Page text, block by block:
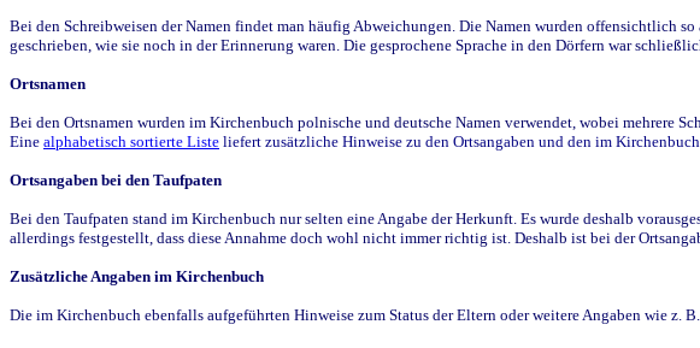
Bei den Schreibweisen der Namen findet man häufig Abweichungen. Die Namen wurden offensichtlich
geschrieben, wie sie noch in der Erinnerung waren. Die gesprochene Sprache in den Dörfern war
Ortsnamen
Bei den Ortsnamen wurden im Kirchenbuch polnische und deutsche Namen verwendet, wobei mehrere
Eine alphabetisch sortierte Liste liefert zusätzliche Hinweise zu den Ortsangaben und den im
Ortsangaben bei den Taufpaten
Bei den Taufpaten stand im Kirchenbuch nur selten eine Angabe der Herkunft. Es wurde deshalb
allerdings festgestellt, dass diese Annahme doch wohl nicht immer richtig ist. Deshalb ist bei der
Zusätzliche Angaben im Kirchenbuch
Die im Kirchenbuch ebenfalls aufgeführten Hinweise zum Status der Eltern oder weitere Angaben wie z.